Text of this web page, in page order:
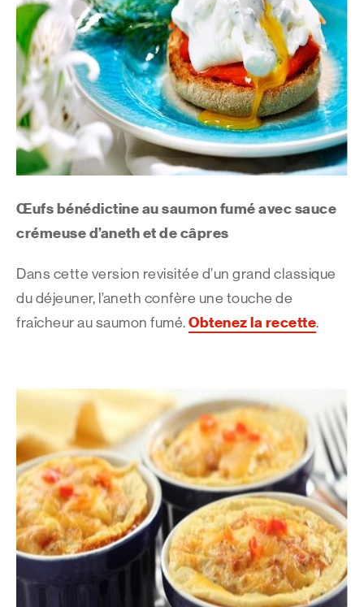
Œufs bénédictine au saumon fumé avec sauce
crémeuse d’aneth et de câpres
Dans cette version revisitée d’un grand classique
du déjeuner, l’aneth confère une touche de
fraîcheur au saumon fumé. Obtenez la recette.